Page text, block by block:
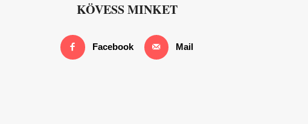
KÖVESS MINKET
Facebook Mail